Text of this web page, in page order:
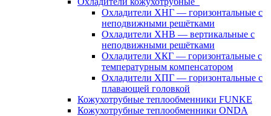
Охладители ХНГ — горизонтальные с
неподвижными решётками
Охладители ХНВ — вертикальные с
неподвижными решётками
Охладители ХКГ — горизонтальные с
температурным компенсатором
Охладители ХПГ — горизонтальные с
плавающей головкой
Кожухотрубные теплообменники FUNKE
Кожухотрубные теплообменники ONDA